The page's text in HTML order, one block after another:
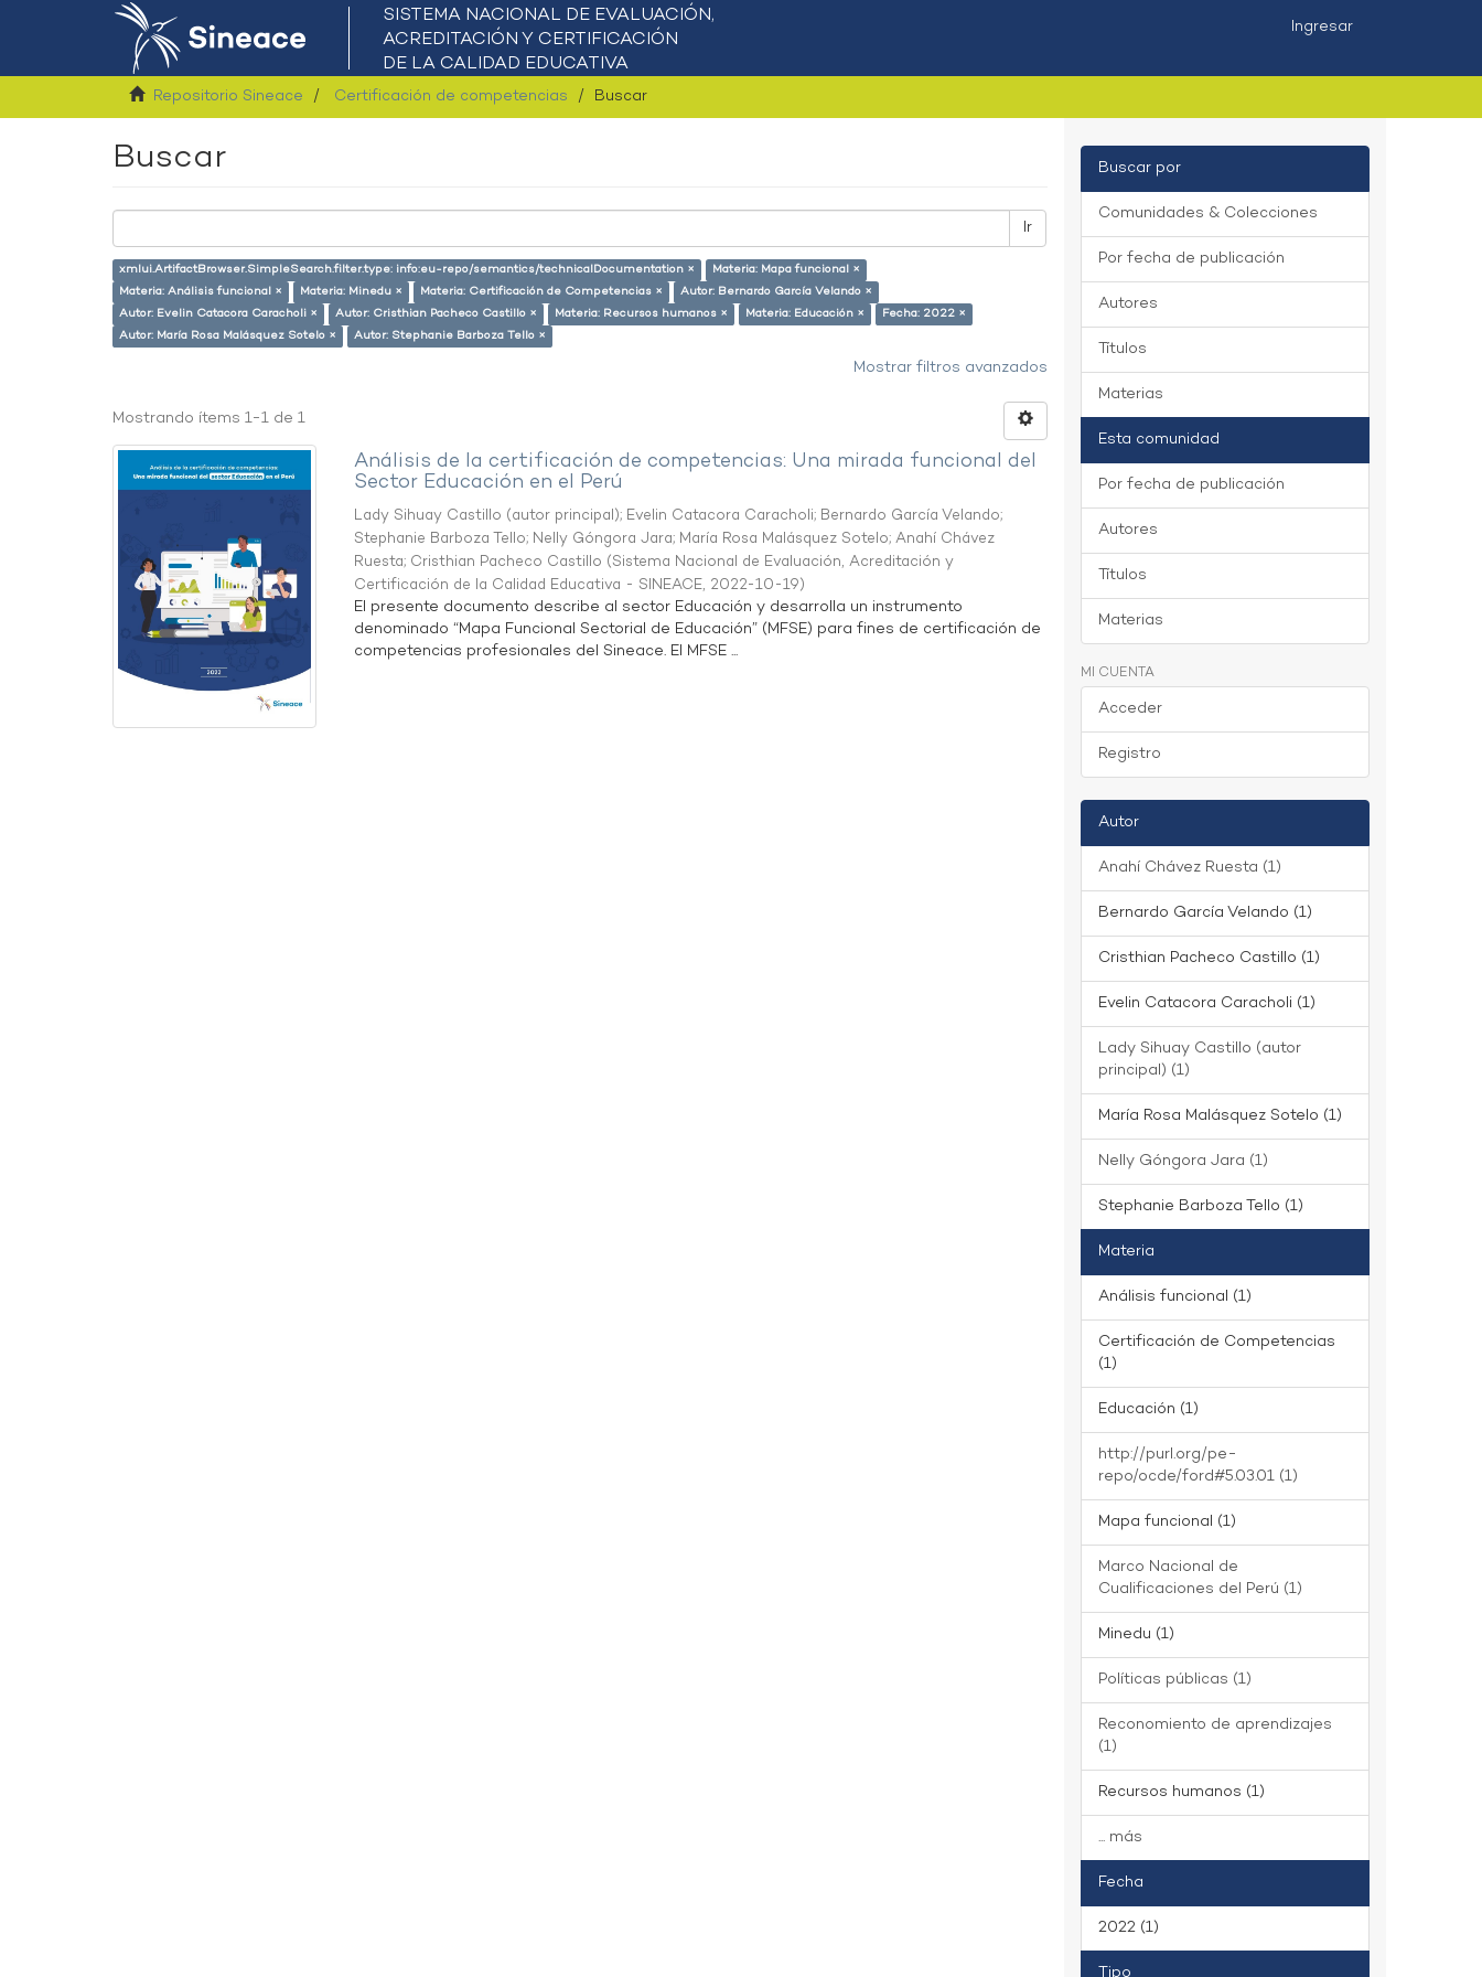
Ingresar
Repositorio Sineace Certificación de competencias Buscar
Buscar
Ir
xmlui.ArtifactBrowser.SimpleSearch.filter.type: info:eu-repo/semantics/technicalDocumentation ×
Materia: Mapa funcional ×
Materia: Análisis funcional ×
Materia: Minedu × Materia: Certificación de Competencias ×
Autor: Bernardo García Velando ×
Autor: Evelin Catacora Caracholi ×
Autor: Cristhian Pacheco Castillo × Materia: Recursos humanos × Materia: Educación ×
Fecha: 2022 ×
Autor: María Rosa Malásquez Sotelo ×
Autor: Stephanie Barboza Tello ×
Mostrar filtros avanzados
Mostrando ítems 1-1 de 1
Análisis de la certificación de competencias: Una mirada funcional del
Sector Educación en el Perú
Lady Sihuay Castillo (autor principal); Evelin Catacora Caracholi; Bernardo García Velando;
Stephanie Barboza Tello; Nelly Góngora Jara; María Rosa Malásquez Sotelo;Anahí Chávez
Ruesta; Cristhian Pacheco Castillo (Sistema Nacional de Evaluación, Acreditación y
Certificación de la Calidad Educativa - SINEACE, 2022-10-19)
El presente documento describe al sector Educación y desarrolla un instrumento
denominado “Mapa Funcional Sectorial de Educación” (MFSE) para fines de certificación de
competencias profesionales del Sineace. El MFSE ...
Buscar por
Comunidades & Colecciones
Por fecha de publicación
Autores
Títulos
Materias
Esta comunidad
Por fecha de publicación
Autores
Títulos
Materias
MI CUENTA
Acceder
Registro
Autor
Anahí Chávez Ruesta (1)
Bernardo García Velando (1)
Cristhian Pacheco Castillo (1)
Evelin Catacora Caracholi (1)
Lady Sihuay Castillo (autor
principal) (1)
María Rosa Malásquez Sotelo (1)
Nelly Góngora Jara (1)
Stephanie Barboza Tello (1)
Materia
Análisis funcional (1)
Certificación de Competencias
(1)
Educación (1)
http://purl.org/pe-
repo/ocde/ford#5.03.01 (1)
Mapa funcional (1)
Marco Nacional de
Cualificaciones del Perú (1)
Minedu (1)
Políticas públicas (1)
Reconomiento de aprendizajes
(1)
Recursos humanos (1)
... más
Fecha
2022 (1)